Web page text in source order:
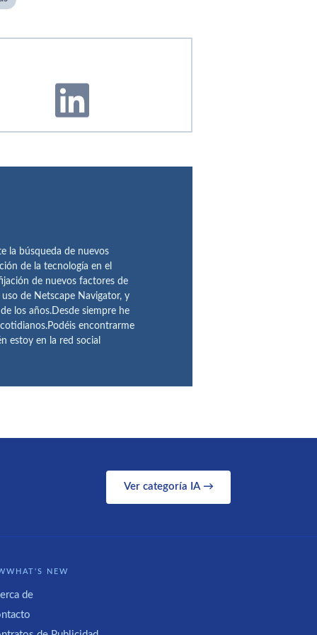
la búsqueda de nuevos
de la tecnología en el
de nuevos factores de
de Netscape Navigator, y
los años.Desde siempre he
encontrarme
estoy en la red social
Ver categoría IA →
NEW
de